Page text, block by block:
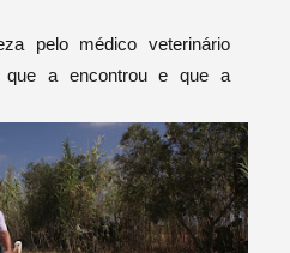
pelo médico veterinário
que a encontrou e que a